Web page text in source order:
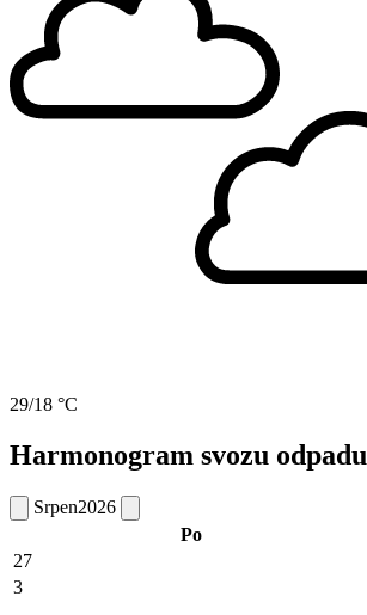
29/18 °C
Harmonogram svozu odpadu
Srpen2026
Po
27
3